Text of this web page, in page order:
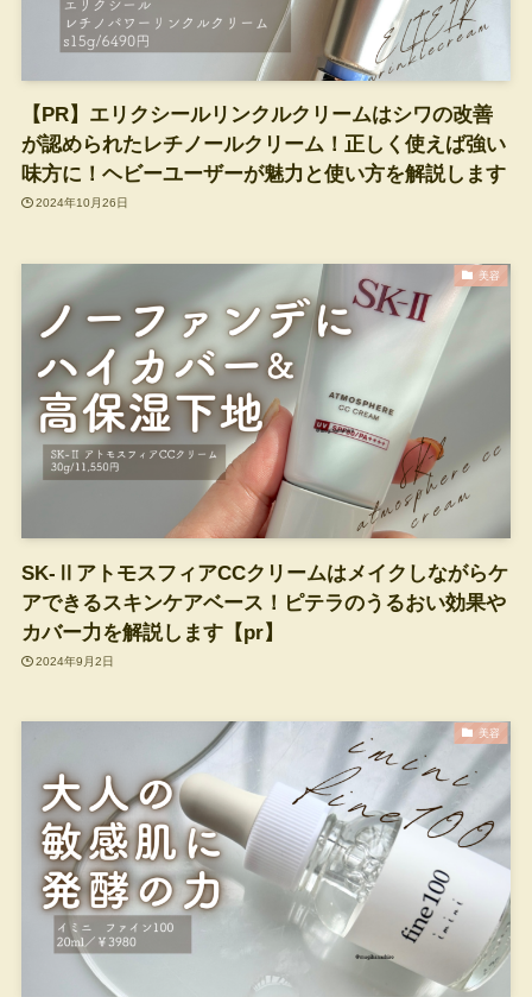
【PR】エリクシールリンクルクリームはシワの改善
が認められたレチノールクリーム！正しく使えば強い
味方に！ヘビーユーザーが魅力と使い方を解説します
2024年10月26日
美容
SK-ⅡアトモスフィアCCクリームはメイクしながらケ
アできるスキンケアベース！ピテラのうるおい効果や
カバー力を解説します【pr】
2024年9月2日
美容